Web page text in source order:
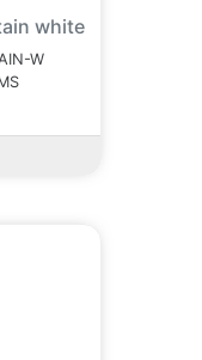
white
W